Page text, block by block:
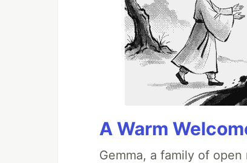
A Warm
Gemma, a family of